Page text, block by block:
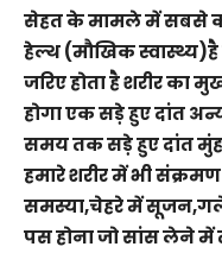
सेहत के मामले में सबसे
हेल्थ (मौखिक
जरिए होता है शरीर का
होगा एक सड़े हुए दांत
समय तक सड़े हुए दांत मुंह
हमारे शरीर में भी
समस्या,चेहरे में
पस होना जो सांस लेने